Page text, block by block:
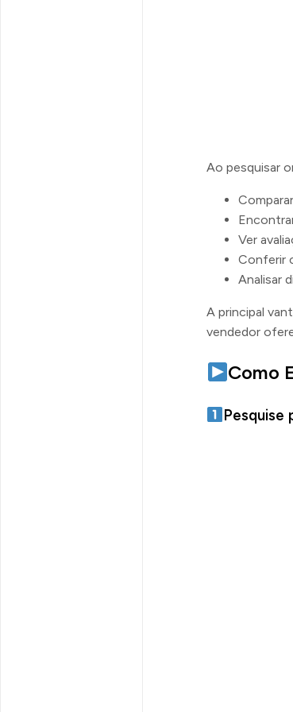
Ao pesquisar
Ver
Conferir
Analisar
A principal
vendedor
Como
Pesquise